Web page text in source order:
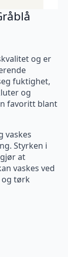
og er
fuktighet,
og
favoritt blant
vaskes
Styrken i
at
vaskes ved
tørk